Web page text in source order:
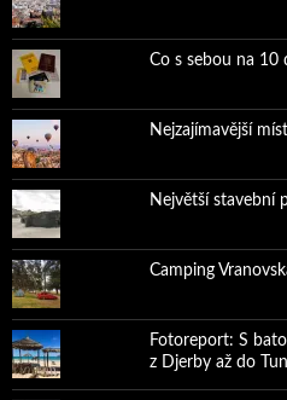
Co s sebou na 10
Nejzajímavější
Největší stavební
Camping
Fotoreport: S
z Djerby až do